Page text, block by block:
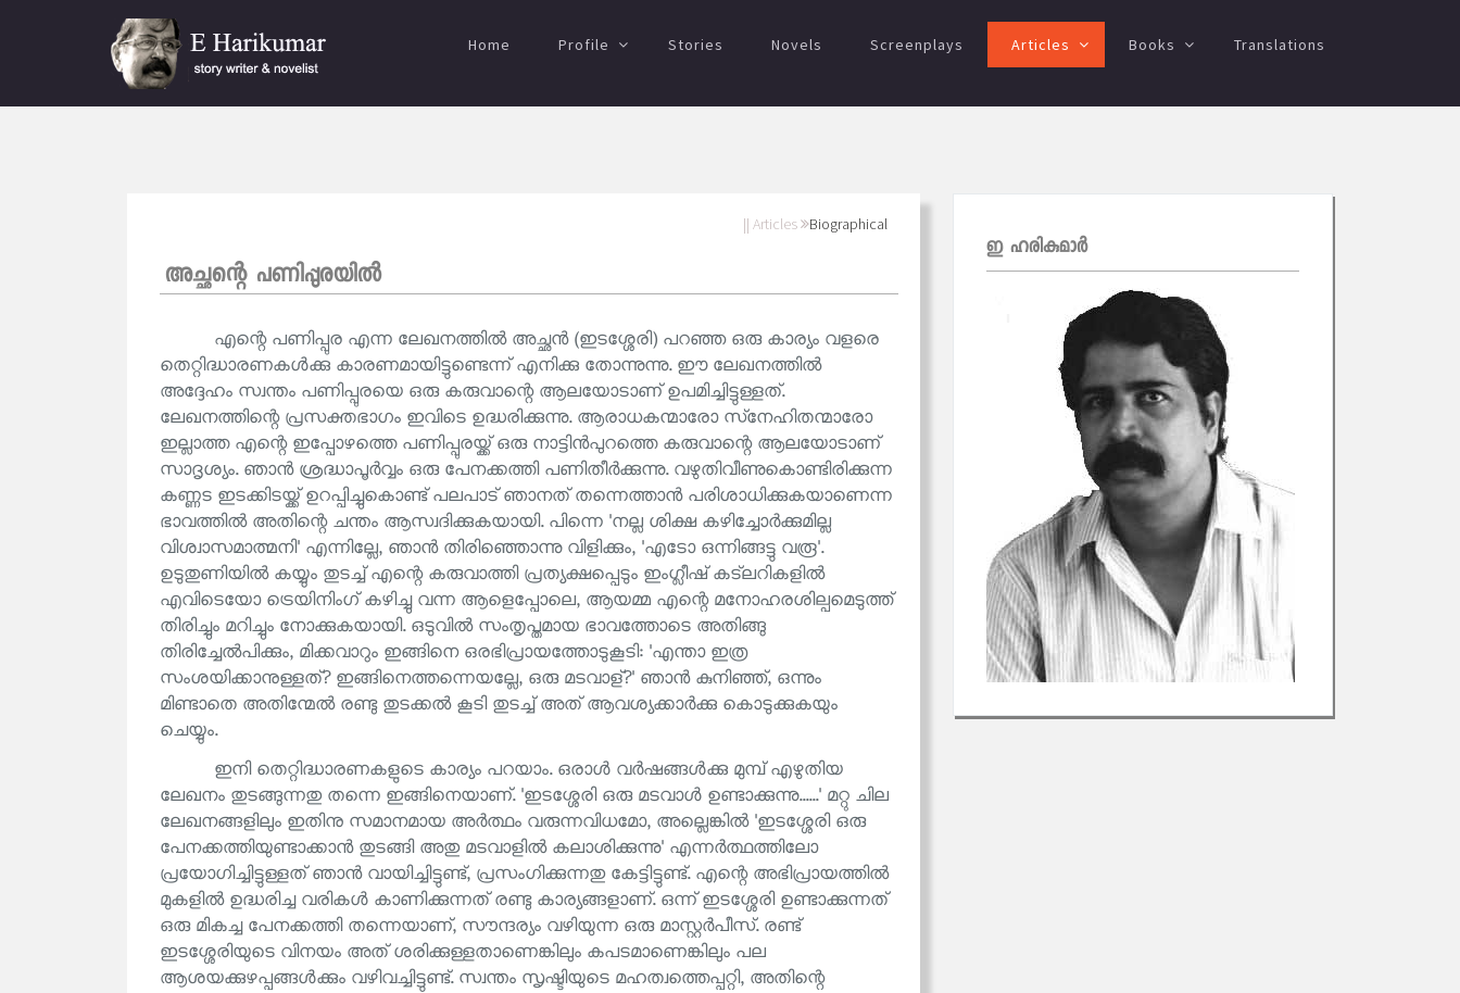
Home Profile Stories Novels Screenplays Articles Books Translations
|| Articles Biographical
അച്ഛന്റെ പണിപ്പുരയിൽ
എന്റെ പണിപ്പുര എന്ന ലേഖനത്തിൽ അച്ഛൻ (ഇടശ്ശേരി) പറഞ്ഞ ഒരു കാര്യം വളരെ
തെറ്റിദ്ധാരണകൾക്കു കാരണമായിട്ടുണ്ടെന്ന് എനിക്കു തോന്നുന്നു. ഈ ലേഖനത്തിൽ
അദ്ദേഹം സ്വന്തം പണിപ്പുരയെ ഒരു കരുവാന്റെ ആലയോടാണ് ഉപമിച്ചിട്ടുള്ളത്.
ലേഖനത്തിന്റെ പ്രസക്തഭാഗം ഇവിടെ ഉദ്ധരിക്കുന്നു. ആരാധകന്മാരോ സ്‌നേഹിതന്മാരോ
ഇല്ലാത്ത എന്റെ ഇപ്പോഴത്തെ പണിപ്പുരയ്ക്ക് ഒരു നാട്ടിൻപുറത്തെ കരുവാന്റെ ആലയോടാണ്
സാദൃശ്യം. ഞാൻ ശ്രദ്ധാപൂർവ്വം ഒരു പേനക്കത്തി പണിതീർക്കുന്നു. വഴുതിവീണുകൊണ്ടിരിക്കുന്ന
കണ്ണട ഇടക്കിടയ്ക്ക് ഉറപ്പിച്ചുകൊണ്ട് പലപാട് ഞാനത് തന്നെത്താൻ പരിശാധിക്കുകയാണെന്ന
ഭാവത്തിൽ അതിന്റെ ചന്തം ആസ്വദിക്കുകയായി. പിന്നെ 'നല്ല ശിക്ഷ കഴിച്ചോർക്കുമില്ല
വിശ്വാസമാത്മനി' എന്നില്ലേ, ഞാൻ തിരിഞ്ഞൊന്നു വിളിക്കും, 'എടോ ഒന്നിങ്ങട്ടു വരൂ'.
ഉടുതുണിയിൽ കയ്യും തുടച്ച് എന്റെ കരുവാത്തി പ്രത്യക്ഷപ്പെടും ഇംഗ്ലീഷ് കട്‌ലറികളിൽ
എവിടെയോ ട്രെയിനിംഗ് കഴിച്ചു വന്ന ആളെപ്പോലെ, ആയമ്മ എന്റെ മനോഹരശില്പമെടുത്ത്
തിരിച്ചും മറിച്ചും നോക്കുകയായി. ഒടുവിൽ സംതൃപ്തമായ ഭാവത്തോടെ അതിങ്ങു
തിരിച്ചേൽപിക്കും, മിക്കവാറും ഇങ്ങിനെ ഒരഭിപ്രായത്തോടുകൂടി: 'എന്താ ഇത്ര
സംശയിക്കാനുള്ളത്? ഇങ്ങിനെത്തന്നെയല്ലേ, ഒരു മടവാള്?' ഞാൻ കുനിഞ്ഞ്, ഒന്നും
മിണ്ടാതെ അതിന്മേൽ രണ്ടു തുടക്കൽ കൂടി തുടച്ച് അത് ആവശ്യക്കാർക്കു കൊടുക്കുകയും
ചെയ്യും.
ഇനി തെറ്റിദ്ധാരണകളുടെ കാര്യം പറയാം. ഒരാൾ വർഷങ്ങൾക്കു മുമ്പ് എഴുതിയ
ലേഖനം തുടങ്ങുന്നതു തന്നെ ഇങ്ങിനെയാണ്. 'ഇടശ്ശേരി ഒരു മടവാൾ ഉണ്ടാക്കുന്നു......' മറ്റു ചില
ലേഖനങ്ങളിലും ഇതിനു സമാനമായ അർത്ഥം വരുന്നവിധമോ, അല്ലെങ്കിൽ 'ഇടശ്ശേരി ഒരു
പേനക്കത്തിയുണ്ടാക്കാൻ തുടങ്ങി അതു മടവാളിൽ കലാശിക്കുന്നു' എന്നർത്ഥത്തിലോ
പ്രയോഗിച്ചിട്ടുള്ളത് ഞാൻ വായിച്ചിട്ടുണ്ട്, പ്രസംഗിക്കുന്നതു കേട്ടിട്ടുണ്ട്. എന്റെ അഭിപ്രായത്തിൽ
മുകളിൽ ഉദ്ധരിച്ച വരികൾ കാണിക്കുന്നത് രണ്ടു കാര്യങ്ങളാണ്. ഒന്ന് ഇടശ്ശേരി ഉണ്ടാക്കുന്നത്
ഒരു മികച്ച പേനക്കത്തി തന്നെയാണ്, സൗന്ദര്യം വഴിയുന്ന ഒരു മാസ്റ്റർപീസ്. രണ്ട്
ഇടശ്ശേരിയുടെ വിനയം അത് ശരിക്കുള്ളതാണെങ്കിലും കപടമാണെങ്കിലും പല
ആശയക്കുഴപ്പങ്ങൾക്കും വഴിവച്ചിട്ടുണ്ട്. സ്വന്തം സൃഷ്ടിയുടെ മഹത്വത്തെപ്പറ്റി, അതിന്റെ
ഇ ഹരികുമാര്‍